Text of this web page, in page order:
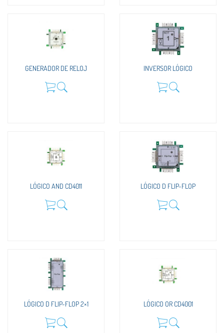
GENERADOR DE RELOJ INVERSOR LÓGICO
LÓGICO AND CD4011 LÓGICO D FLIP-FLOP
LÓGICO D FLIP-FLOP 2×1 LÓGICO OR CD4001